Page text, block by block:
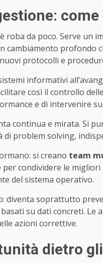
roba da poco. Serve un
cambiamento profondo
protocolli e
informativi
così il controllo
e di intervenire
continua e mirata. Si
problem solving,
si creano team
condividere le
del sistema operativo.
diventa soprattutto
su dati concreti. Le
azioni correttive.
dietro